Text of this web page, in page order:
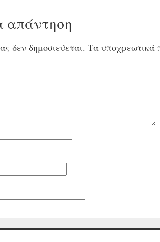
απάντηση
δεν δημοσιεύεται. Τα υποχρεωτικά